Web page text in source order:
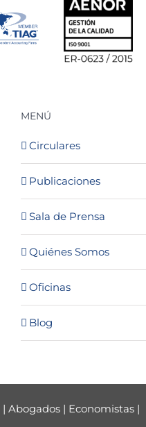
MENÚ
Circulares
Publicaciones
Sala de Prensa
Quiénes Somos
Oficinas
Blog
| Abogados| Economistas|